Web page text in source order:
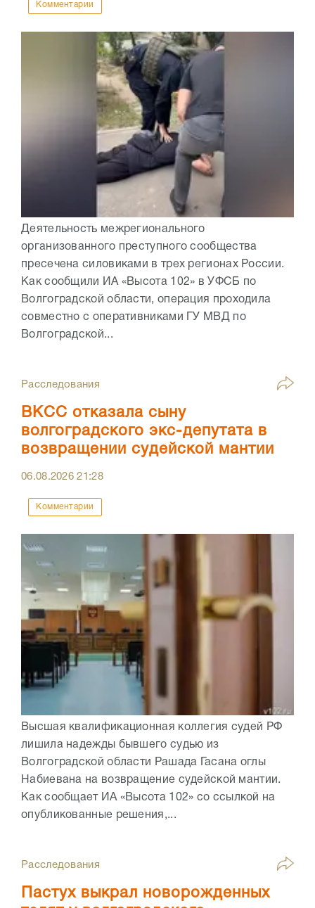
Комментарии
Деятельность межрегионального
организованного преступного сообщества
пресечена силовиками в трех регионах России.
Как сообщили ИА «Высота 102» в УФСБ по
Волгоградской области, операция проходила
совместно с оперативниками ГУ МВД по
Волгоградской...
Расследования
ВКСС отказала сыну
волгоградского экс-депутата в
возвращении судейской мантии
06.08.202621:28
Комментарии
Высшая квалификационная коллегия судей РФ
лишила надежды бывшего судью из
Волгоградской области Рашада Гасана оглы
Набиевана на возвращение судейской мантии.
Как сообщает ИА «Высота 102» со ссылкой на
опубликованные решения,...
Расследования
Пастух выкрал новорожденных